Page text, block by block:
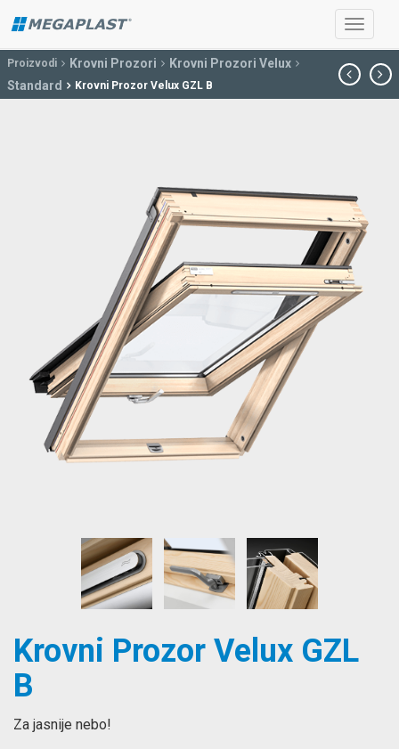
Proizvodi Krovni Prozori
Krovni Prozori Velux
Standard
Krovni Prozor Velux GZL B
Krovni Prozor Velux GZL
B
Za jasnije nebo!